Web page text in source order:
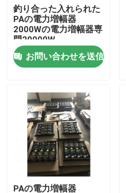
工場旅行
品質管理
私達に連絡しなさい
ニュース
場合
PAシステム アンプ
釣り合った入れられた
PAの電力増幅器
2000Wの電力増幅器専
門20000W
お問い合わせを送信
PAの電力増幅器